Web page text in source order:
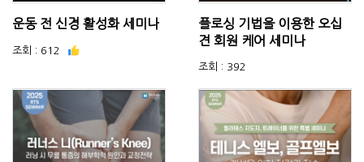
운동 전 신경 활성화 세미나
조회 : 612
플로싱 기법을 이용한 오십
견 회원 케어 세미나
조회 : 392